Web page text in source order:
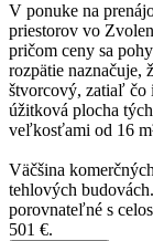
V ponuke na
priestorov vo
pričom ceny sa
rozpätie naznačuje,
štvorcový, zatiaľ čo
úžitková plocha
veľkosťami od 16
Väčšina
tehlových
porovnateľné s
501 €.